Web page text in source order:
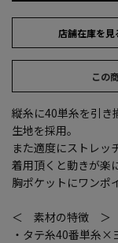
店舗在庫を見
この
縦糸に40単糸を引き
生地を採用。
また適度にストレッ
着用頂くと動きが楽
胸ポケットにワンポ
＜ 素材の特徴 ＞
・タテ糸40番単糸×